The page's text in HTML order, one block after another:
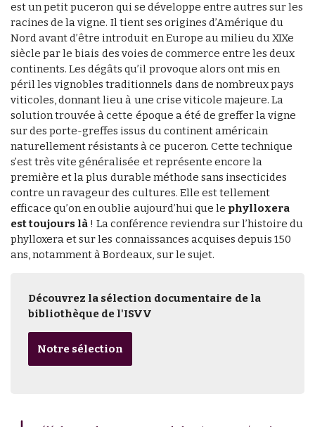
est un petit puceron qui se développe entre autres sur les
racines de la vigne. Il tient ses origines d’Amérique du
Nord avant d’être introduit en Europe au milieu du XIXe
siècle par le biais des voies de commerce entre les deux
continents. Les dégâts qu’il provoque alors ont mis en
péril les vignobles traditionnels dans de nombreux pays
viticoles, donnant lieu à une crise viticole majeure. La
solution trouvée à cette époque a été de greffer la vigne
sur des porte-greffes issus du continent américain
naturellement résistants à ce puceron. Cette technique
s’est très vite généralisée et représente encore la
première et la plus durable méthode sans insecticides
contre un ravageur des cultures. Elle est tellement
efficace qu’on en oublie aujourd’hui que le phylloxera
est toujours là ! La conférence reviendra sur l’histoire du
phylloxera et sur les connaissances acquises depuis 150
ans, notamment à Bordeaux, sur le sujet.
Découvrez la sélection documentaire de la
bibliothèque de l'ISVV
Notre sélection